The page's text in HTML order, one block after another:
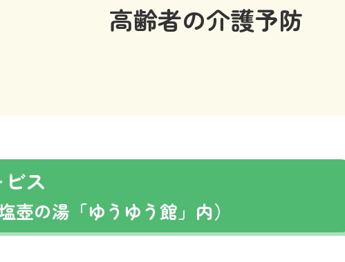
高齢者の介護予防
ビス
壺の湯「ゆうゆう館」内）